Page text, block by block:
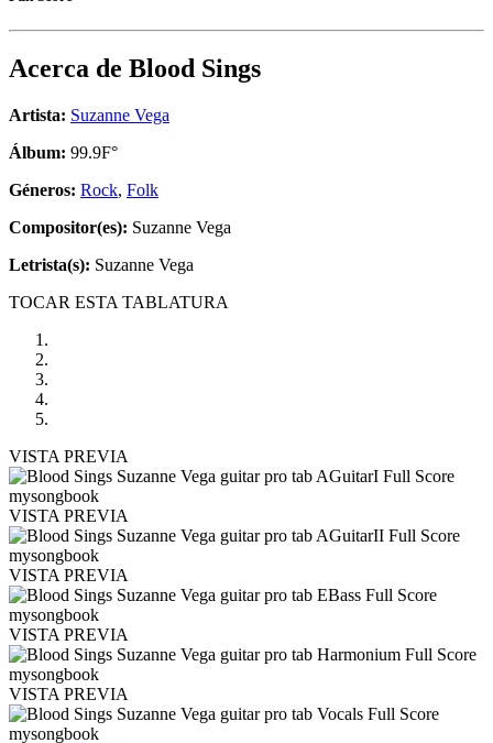
Acerca de Blood Sings
Artista: Suzanne Vega
Álbum: 99.9F°
Géneros: Rock, Folk
Compositor(es): Suzanne Vega
Letrista(s): Suzanne Vega
TOCAR ESTA TABLATURA
VISTA PREVIA
VISTA PREVIA
VISTA PREVIA
VISTA PREVIA
VISTA PREVIA